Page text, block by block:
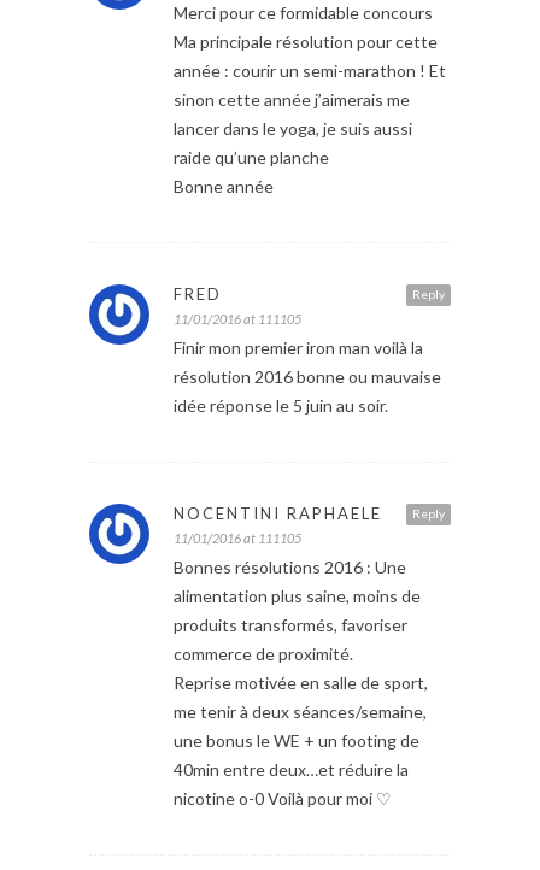
Merci pour ce formidable concours
Ma principale résolution pour cette
année : courir un semi-marathon ! Et
sinon cette année j’aimerais me
lancer dans le yoga, je suis aussi
raide qu’une planche
Bonne année
Reply
FRED
11/01/2016 at 111105
Finir mon premier iron man voilà la
résolution 2016 bonne ou mauvaise
idée réponse le 5 juin au soir.
Reply
NOCENTINI RAPHAELE
11/01/2016 at 111105
Bonnes résolutions 2016 : Une
alimentation plus saine, moins de
produits transformés, favoriser
commerce de proximité.
Reprise motivée en salle de sport,
me tenir à deux séances/semaine,
une bonus le WE + un footing de
40min entre deux…et réduire la
nicotine o-0 Voilà pour moi ♡